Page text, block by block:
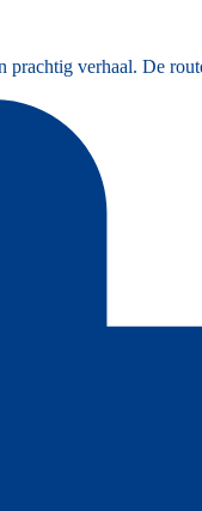
prachtig verhaal. De